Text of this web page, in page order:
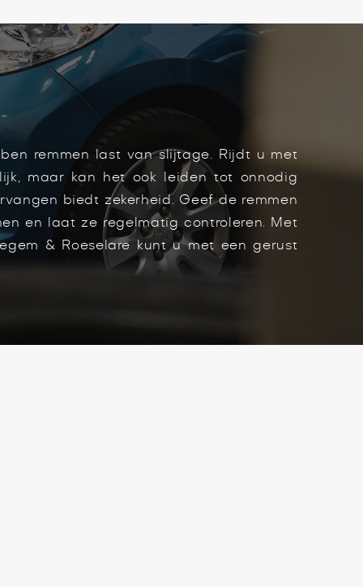
remmen last van slijtage. Rijdt u met
maar kan het ook leiden tot onnodig
biedt zekerheid. Geef de remmen
en laat ze regelmatig controleren. Met
& Roeselare kunt u met een gerust